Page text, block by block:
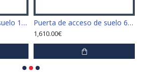
Puerta de acceso de suelo 120 cm x 120 cm "H" de acero inoxidable para interior y exterior Puerta de acceso de suelo 60 cm x 100 cm "H" de acero inoxidable para interior y exterior
1,610.00€